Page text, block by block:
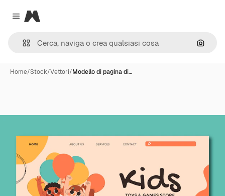
Close menu
Magnific
Cerca
Home/Stock/Vettori/Modello di pagina di…